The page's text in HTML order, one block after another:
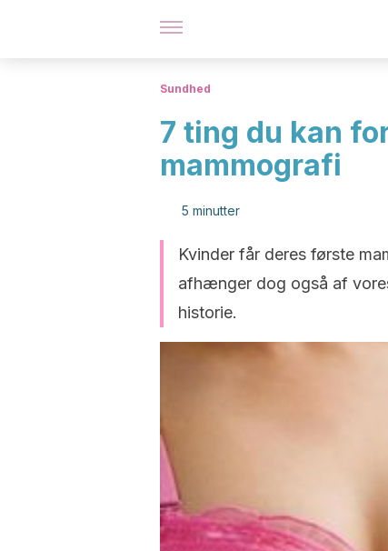
Sundhed
7 ting du kan
mammografi
5 minutter
Kvinder får deres første
afhænger dog også af
historie.